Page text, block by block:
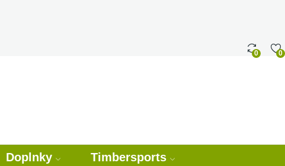
0 0
Doplnky Timbersports